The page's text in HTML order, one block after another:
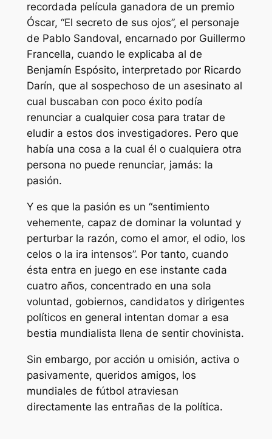
recordada película ganadora de un premio
Óscar, “El secreto de sus ojos”, el personaje
de Pablo Sandoval, encarnado por Guillermo
Francella, cuando le explicaba al de
Benjamín Espósito, interpretado por Ricardo
Darín, que al sospechoso de un asesinato al
cual buscaban con poco éxito podía
renunciar a cualquier cosa para tratar de
eludir a estos dos investigadores. Pero que
había una cosa a la cual él o cualquiera otra
persona no puede renunciar, jamás: la
pasión.
Y es que la pasión es un “sentimiento
vehemente, capaz de dominar la voluntad y
perturbar la razón, como el amor, el odio, los
celos o la ira intensos”. Por tanto, cuando
ésta entra en juego en ese instante cada
cuatro años, concentrado en una sola
voluntad, gobiernos, candidatos y dirigentes
políticos en general intentan domar a esa
bestia mundialista llena de sentir chovinista.
Sin embargo, por acción u omisión, activa o
pasivamente, queridos amigos, los
mundiales de fútbol atraviesan
directamente las entrañas de la política.